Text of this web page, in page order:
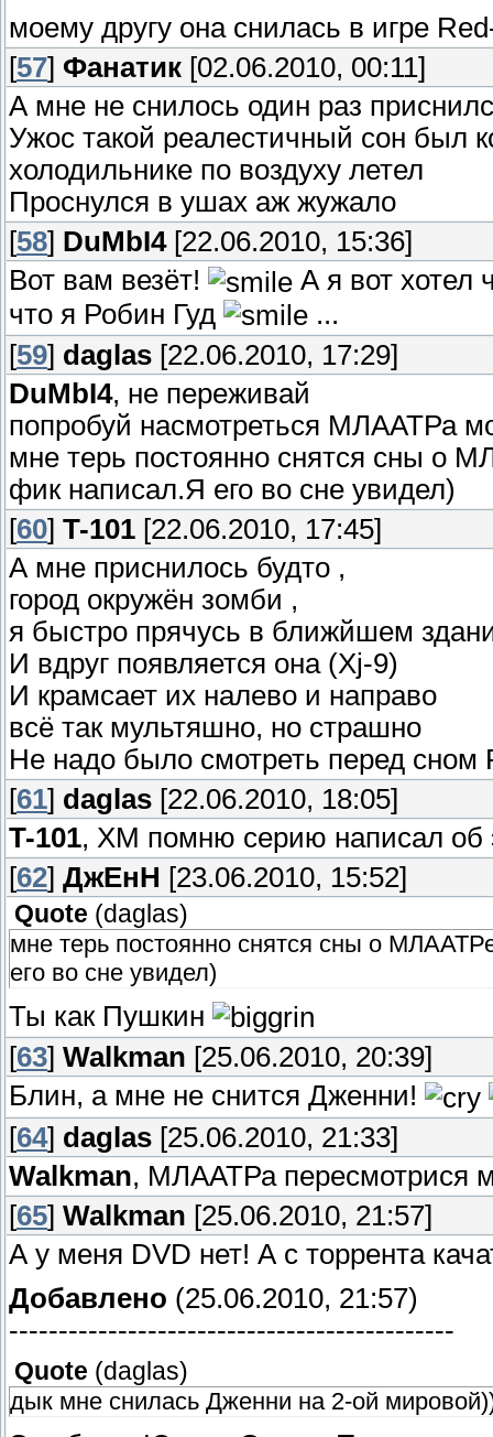
моему другу она снилась в игре
[57] Фанатик [02.06.2010, 00:11]
А мне не снилось один раз
Ужос такой реалестичный сон был
холодильнике по воздуху летел
Проснулся в ушах аж жужало
[58] DuMbI4[22.06.2010, 15:36]
Вот вам везёт!
А я вот хотел
что я Робин Гуд
...
[59] daglas [22.06.2010, 17:29]
DuMbI4, не переживай
попробуй насмотреться МЛААТРа
мне терь постоянно снятся сны о
фик написал.Я его во сне увидел)
[60] T-101 [22.06.2010, 17:45]
А мне приснилось будто ,
город окружён зомби ,
я быстро прячусь в ближйшем
И вдруг появляется она (Xj-9)
И крамсает их налево и направо
всё так мультяшно, но страшно
Не надо было смотреть перед сном
[61] daglas [22.06.2010, 18:05]
T-101, ХМ помню серию написал об
[62] ДжЕнН [23.06.2010, 15:52]
Quote (daglas)
мне терь постоянно снятся сны о
его во сне увидел)
Ты как Пушкин
[63] Walkman [25.06.2010, 20:39]
Блин, а мне не снится Дженни!
[64] daglas [25.06.2010, 21:33]
Walkman, МЛААТРа пересмотрися
[65] Walkman [25.06.2010, 21:57]
А у меня DVD нет! А с торрента
Добавлено (25.06.2010, 21:57)
---------------------------------------------
Quote (daglas)
дык мне снилась Дженни на 2-ой